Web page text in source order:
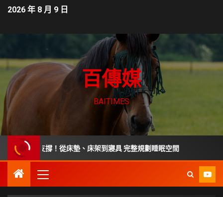
2026 年 8 月 9 日
百傳媒
BAITIMES
撐！從床墊、床架到寢具 完整規劃睡眠空間